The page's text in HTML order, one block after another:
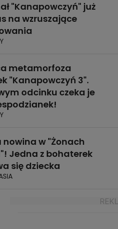
"Kanapowczyń" już
na wzruszające
metamorfoza
"Kanapowczyń 3".
odcinku czeka je
nowina w "Żonach
Jedna z bohaterek
się dziecka